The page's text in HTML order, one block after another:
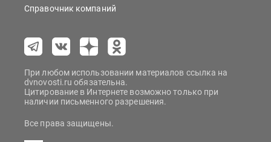
Справочник компаний
При любом использовании материалов ссылка на
dvnovosti.ru обязательна.
Цитирование в Интернете возможно только при
наличии письменного разрешения.
Все права защищены.